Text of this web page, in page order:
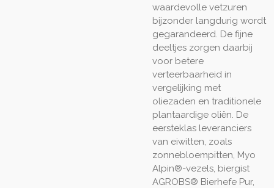
waardevolle vetzuren
bijzonder langdurig wordt
gegarandeerd. De fijne
deeltjes zorgen daarbij
voor betere
verteerbaarheid in
vergelijking met
oliezaden en traditionele
plantaardige oliën. De
eersteklas leveranciers
van eiwitten, zoals
zonnebloempitten, Myo
Alpin®-vezels, biergist
AGROBS® Bierhefe Pur,